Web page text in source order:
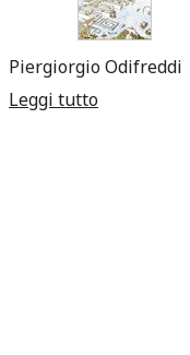
Piergiorgio Odifreddi
Leggi tutto